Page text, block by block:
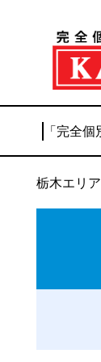
「完全
栃木エリア